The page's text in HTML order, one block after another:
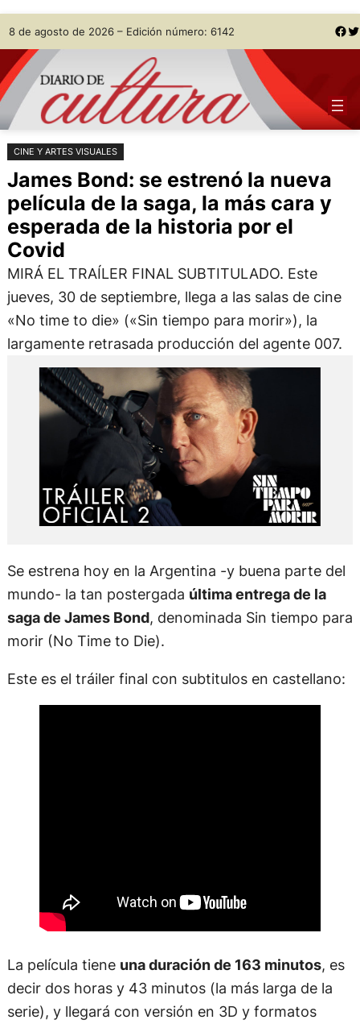
Saltar
al
contenido
Skip
to
content
8 de agosto de 2026 – Edición número: 6142 Facebook Twitter
CINE Y ARTES VISUALES
James Bond: se estrenó la nueva
película de la saga, la más cara y
esperada de la historia por el
Covid
MIRÁ EL TRAÍLER FINAL SUBTITULADO. Este
jueves, 30 de septiembre, llega a las salas de cine
«No time to die» («Sin tiempo para morir»), la
largamente retrasada producción del agente 007.
Se estrena hoy en la Argentina -y buena parte del
mundo- la tan postergada última entrega de la
saga de James Bond, denominada Sin tiempo para
morir (No Time to Die).
Este es el tráiler final con subtitulos en castellano:
La película tiene una duración de 163 minutos, es
decir dos horas y 43 minutos (la más larga de la
serie), y llegará con versión en 3D y formatos